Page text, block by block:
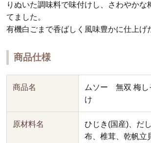
りぬいた調味料で味付けし、さわやかな
てました。
有機白ごまで香ばしく風味豊かに仕上げ
商品仕様
商品名
ムソー 無双 梅し
け
原材料名
ひじき(国産)、だ
布、椎茸、乾帆立